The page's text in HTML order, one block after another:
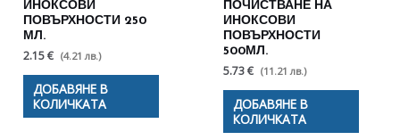
ИНОКСОВИ
ПОВЪРХНОСТИ 250
МЛ.
2.15 € (4.21 лв.)
ДОБАВЯНЕ В
КОЛИЧКАТА
ПОЧИСТВАНЕ НА
ИНОКСОВИ
ПОВЪРХНОСТИ
500МЛ.
5.73 € (11.21 лв.)
ДОБАВЯНЕ В
КОЛИЧКАТА